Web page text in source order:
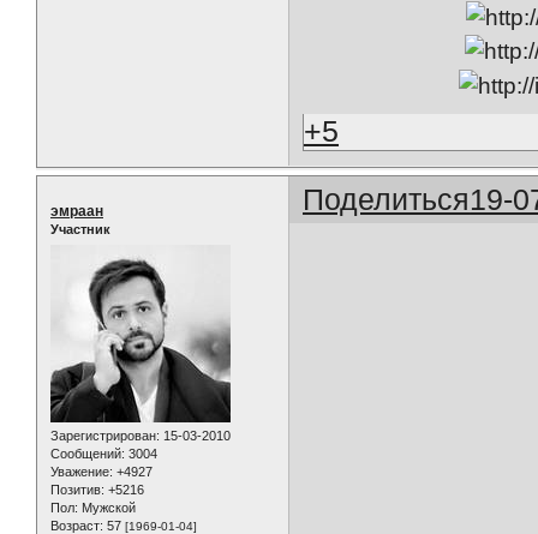
+5
Поделиться19-
эмраан
Участник
Зарегистрирован: 15-03-2010
Сообщений: 3004
Уважение: +4927
Позитив: +5216
Пол: Мужской
Возраст: 57 [1969-01-04]